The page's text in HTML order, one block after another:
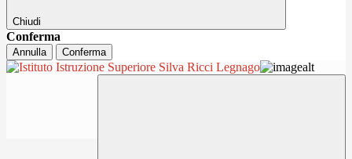
Chiudi
Conferma
Annulla Conferma